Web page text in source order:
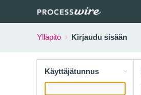
Ylläpito Kirjaudu sisään
Käyttäjätunnus